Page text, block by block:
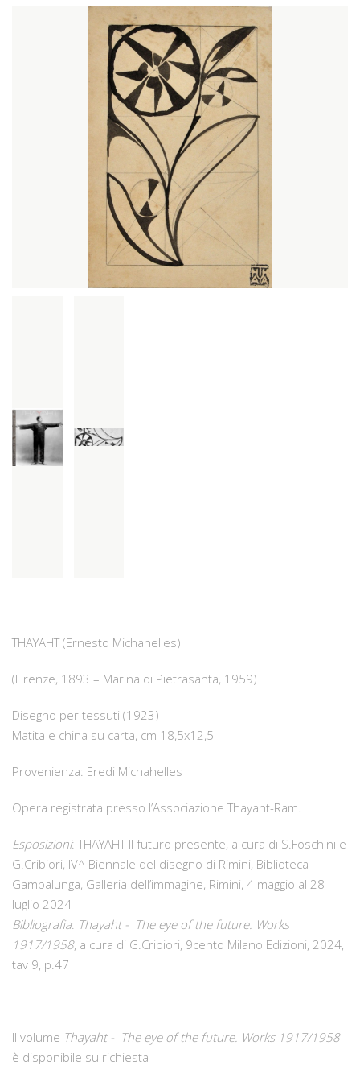
THAYAHT (Ernesto Michahelles)
(Firenze, 1893 – Marina di Pietrasanta, 1959)
Disegno per tessuti (1923)
Matita e china su carta, cm 18,5x12,5
Provenienza: Eredi Michahelles
Opera registrata presso l’Associazione Thayaht-Ram.
Esposizioni: THAYAHT Il futuro presente, a cura di S.Foschini e
G.Cribiori, IV^ Biennale del disegno di Rimini, Biblioteca
Gambalunga, Galleria dell’immagine, Rimini, 4 maggio al 28
luglio 2024
Bibliografia: Thayaht - The eye of the future. Works
1917/1958, a cura di G.Cribiori, 9cento Milano Edizioni, 2024,
tav 9, p.47
Il volume Thayaht - The eye of the future. Works 1917/1958
è disponibile su richiesta